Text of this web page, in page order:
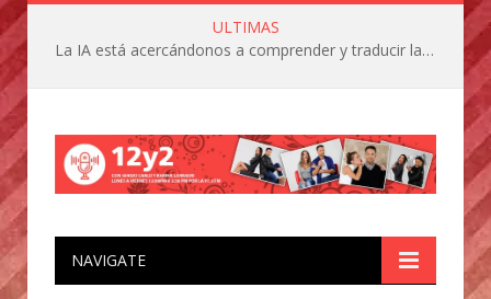
ULTIMAS
La IA está acercándonos a comprender y traducir las vocalizaciones y comportamientos de nuestras mascotas
NAVIGATE